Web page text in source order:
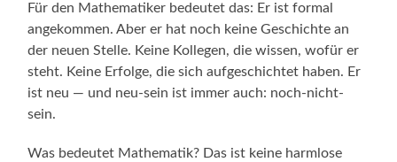
Für den Mathematiker bedeutet das: Er ist formal
angekommen. Aber er hat noch keine Geschichte an
der neuen Stelle. Keine Kollegen, die wissen, wofür er
steht. Keine Erfolge, die sich aufgeschichtet haben. Er
ist neu — und neu-sein ist immer auch: noch-nicht-
sein.
Was bedeutet Mathematik? Das ist keine harmlose